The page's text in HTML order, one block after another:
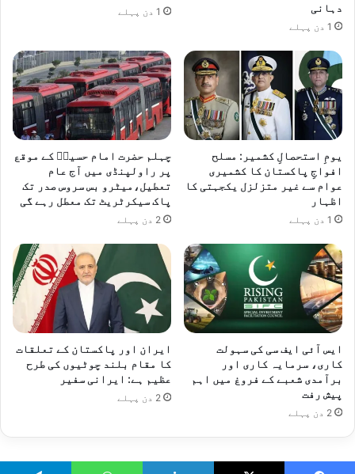
دہانی
1 دن پہلے
1 دن پہلے
یومِ استحصالِ کشمیر: مسلح
افواجِ پاکستان کا کشمیری
عوام سے غیر متزلزل یکجہتی کا
اظہار
1 دن پہلے
چہلم حضرت امام حسینؓ کے موقع
پر راولپنڈی میں آج عام
تعطیل،میٹرو بس سروس صدر تک
پاک سیکرٹریٹ تک معطل رہے گی
2 دن پہلے
ایس آئی ایف سی کی سہولت
کاری، سرمایہ کاری اور
برآمدی شعبے کے فروغ میں اہم
پیش رفت
2 دن پہلے
ایران اور پاکستان کے تعلقات
کا مقام بلند چوٹیوں کی طرح
عظیم ہے: ایرانی سفیر
2 دن پہلے